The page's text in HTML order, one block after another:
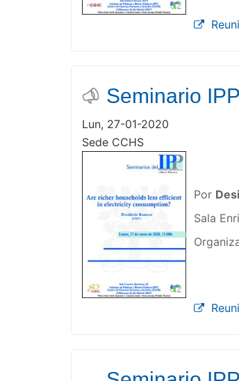
Seminario
Lun, 27-01-2020
Sede CCHS
Por
Sala